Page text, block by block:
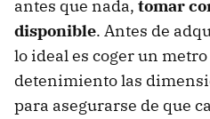
antes que nada, tomar
disponible. Antes de
lo ideal es coger un
detenimiento las
para asegurarse de que